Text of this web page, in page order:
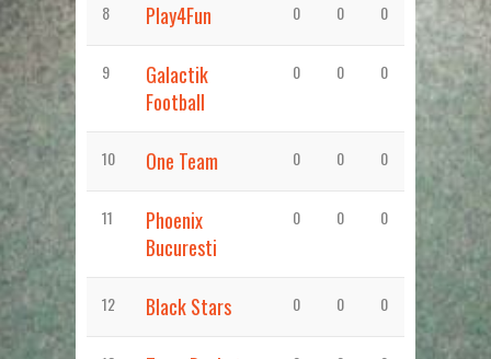
8 Play4Fun 0 0 0
9
Galactik
Football
0 0 0
10 One Team 0 0 0
11
Phoenix
Bucuresti
0 0 0
12 Black Stars 0 0 0